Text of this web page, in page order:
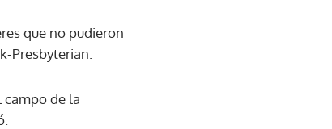
que no pudieron
Presbyterian.
campo de la